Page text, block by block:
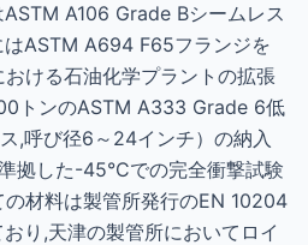
A106 Grade Bシームレス
ASTM A694 F65フランジを
ける石油化学プラントの拡張
トンのASTM A333 Grade 6低
,呼び径6～24インチ）の納入
拠した-45°Cでの完全衝撃試験
材料は製管所発行のEN 10204
り,天津の製管所においてロイ